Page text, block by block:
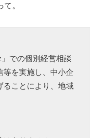
。
」での個別経営相談
等を実施し、中小企
ることにより、地域